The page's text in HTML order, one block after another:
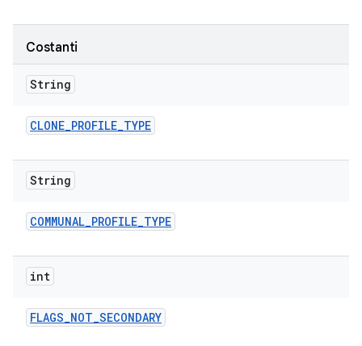
Costanti
String
CLONE_PROFILE_TYPE
String
COMMUNAL_PROFILE_TYPE
int
FLAGS_NOT_SECONDARY